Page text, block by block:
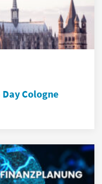
Day Cologne